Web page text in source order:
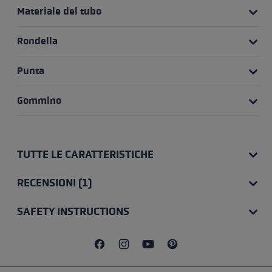
Materiale del tubo
Rondella
Punta
Gommino
TUTTE LE CARATTERISTICHE
RECENSIONI (1)
SAFETY INSTRUCTIONS